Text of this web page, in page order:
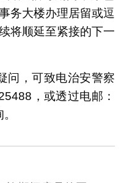
务大楼办理居留或逗
将顺延至紧接的下一
问，可致电治安警察
，或透过电邮：